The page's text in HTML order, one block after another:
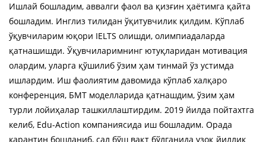
Ишлай бошладим, аввалги фаол ва қизғин ҳаётимга қайта
бошладим. Инглиз тилидан ўқитувчилик қилдим. Кўплаб
ўқувчиларим юқори IELTS олишди, олимпиадаларда
қатнашишди. Ўқувчиларимнинг ютуқларидан мотивация
олардим, уларга қўшилиб ўзим ҳам тинмай ўз устимда
ишлардим. Иш фаолиятим давомида кўплаб халқаро
конференция, БМТ моделларида қатнашдим, ўзим ҳам
турли лойиҳалар ташкиллаштирдим. 2019 йилда пойтахтга
келиб, Edu-Action компаниясида иш бошладим. Орада
карантин бошланиб, сал бўш вақт бўлганида узоқ йиллик